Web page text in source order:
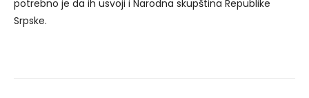
potrebno je da ih usvoji i Narodna skupština Republike
Srpske.